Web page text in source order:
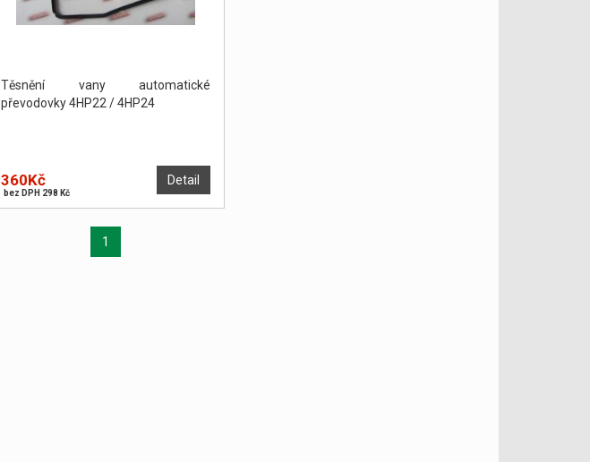
Těsnění vany automatické
převodovky 4HP22 / 4HP24
Detail
360Kč
bez DPH 298 Kč
1